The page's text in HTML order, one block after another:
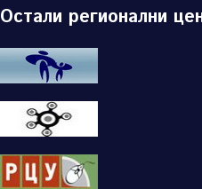
Остали регионални